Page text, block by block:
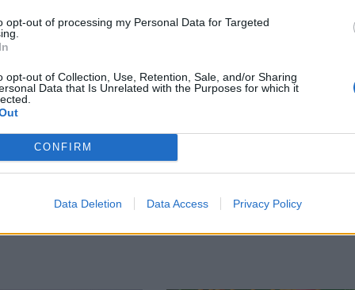
opt-out of processing my Personal Data for Targeted
opt-out of Collection, Use, Retention, Sale, and/or Sharing
Data that Is Unrelated with the Purposes for which it
CONFIRM
Data Deletion Data Access Privacy Policy
Последвайте ни във
ВЪВ facebook
в: